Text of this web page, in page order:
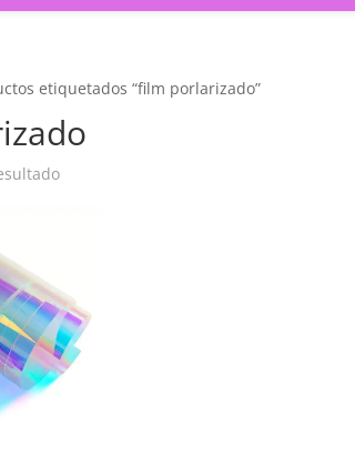
etiquetados “film porlarizado”